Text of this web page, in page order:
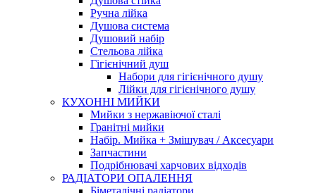
Ручна лійка
Душова система
Душовий набір
Стельова лійка
Гігієнічний душ
Набори для гігієнічного душу
Лійки для гігієнічного душу
КУХОННІ МИЙКИ
Мийки з нержавіючої сталі
Гранітні мийки
Набір. Мийка + Змішувач / Аксесуари
Запчастини
Подрібнювачі харчових відходів
РАДІАТОРИ ОПАЛЕННЯ
Біметалічні радіатори